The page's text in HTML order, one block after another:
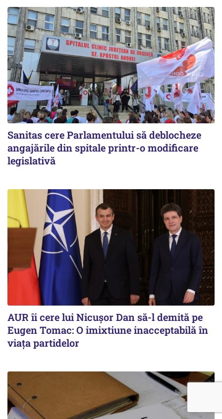
Sanitas cere Parlamentului să deblocheze
angajările din spitale printr-o modificare
legislativă
AUR îi cere lui Nicușor Dan să-l demită pe
Eugen Tomac: O imixtiune inacceptabilă în
viața partidelor